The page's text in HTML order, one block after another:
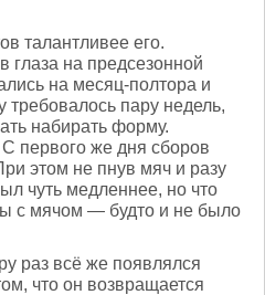
талантливее его.
глаза на предсезонной
на месяц-полтора и
пару недель,
набирать форму.
первого же дня сборов
этом не пнув мяч и разу
чуть медленнее, но что
с мячом — будто и не было
раз всё же появлялся
что он возвращается